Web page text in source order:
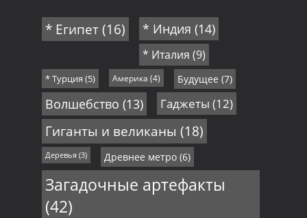
* Египет(16) * Индия (14)
* Италия (9)
* Турция (5) Америка (4) Будущее (7)
Волшебство (13) Гаджеты (12)
Гиганты и великаны (18)
Деревья(3) Древнее метро(6)
Загадочные артефакты
(42)